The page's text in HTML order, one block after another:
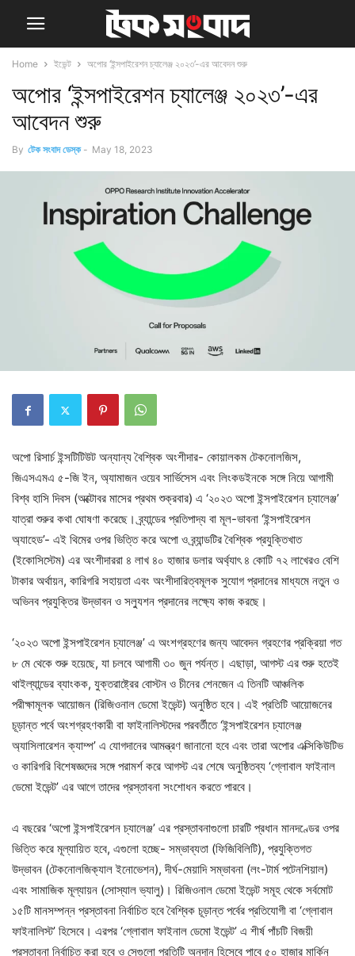
Home ইভেন্ট অপোর ‘ইন্সপাইরেশন চ্যালেঞ্জ ২০২৩’-এর আবেদন শুরু
অপোর ‘ইন্সপাইরেশন চ্যালেঞ্জ ২০২৩’-এর
আবেদন শুরু
By টেক সংবাদ ডেস্ক - May 18, 2023
অপো রিসার্চ ইন্সটিটিউট অন্যান্য বৈশ্বিক অংশীদার- কোয়ালকম টেকনোলজিস,
জিএসএমএ ৫-জি ইন, অ্যামাজন ওয়েব সার্ভিসেস এবং লিংকডইনকে সঙ্গে নিয়ে আগামী
বিশ্ব হাসি দিবস (অক্টোবর মাসের প্রথম শুক্রবার) এ ‘২০২৩ অপো ইন্সপাইরেশন চ্যালেঞ্জ’
যাত্রা শুরুর কথা ঘোষণা করেছে। ব্র্যান্ডের প্রতিপাদ্য বা মূল-ভাবনা ‘ইন্সপাইরেশন
অ্যাহেড’- এই থিমের ওপর ভিত্তি করে অপো ও ব্র্যান্ডটির বৈশ্বিক প্রযুক্তিখাত
(ইকোসিস্টেম) এর অংশীদাররা ৪ লাখ ৪০ হাজার ডলার অর্থ্যাৎ ৪ কোটি ৭২ লাখেরও বেশি
টাকার অর্থায়ন, কারিগরি সহায়তা এবং অংশীদারিত্বমূলক সুযোগ প্রদানের মাধ্যমে নতুন ও
অভিনব প্রযুক্তির উদ্ভাবন ও সল্যুশন প্রদানের লক্ষ্যে কাজ করছে।
‘২০২৩ অপো ইন্সপাইরেশন চ্যালেঞ্জ’ এ অংশগ্রহণের জন্য আবেদন গ্রহণের প্রক্রিয়া গত
৮ মে থেকে শুরু হয়েছে, যা চলবে আগামী ৩০ জুন পর্যন্ত। এছাড়া, আগস্ট এর শুরু হতেই
থাইল্যান্ডের ব্যাংকক, যুক্তরাষ্ট্রের বোস্টন ও চীনের শেনজেন এ তিনটি আঞ্চলিক
পরীক্ষামূলক আয়োজন (রিজিওনাল ডেমো ইভেন্ট) অনুষ্ঠিত হবে। এই প্রতিটি আয়োজনের
চূড়ান্ত পর্বে অংশগ্রহণকারী বা ফাইনালিস্টদের পরবর্তীতে ‘ইন্সপাইরেশন চ্যালেঞ্জ
অ্যাসিলারেশন ক্যাম্প’ এ যোগদানের আমন্ত্রণ জানানো হবে এবং তারা অপোর এক্সিকিউটিভ
ও কারিগরি বিশেষজ্ঞদের সঙ্গে পরামর্শ করে আগস্ট এর শেষে অনুষ্ঠিতব্য ‘গ্লোবাল ফাইনাল
ডেমো ইভেন্ট’ এর আগে তাদের প্রস্তাবনা সংশোধন করতে পারবে।
এ বছরের ‘অপো ইন্সপাইরেশন চ্যালেঞ্জ’ এর প্রস্তাবনাগুলো চারটি প্রধান মানদণ্ডের ওপর
ভিত্তি করে মূল্যায়িত হবে, এগুলো হচ্ছে- সম্ভাব্যতা (ফিজিবিলিটি), প্রযুক্তিগত
উদ্ভাবন (টেকনোলজিক্যাল ইনোভেশন), দীর্ঘ-মেয়াদি সম্ভাবনা (লং-টার্ম পটেনশিয়াল)
এবং সামাজিক মূল্যায়ন (সোস্যাল ভ্যালু)। রিজিওনাল ডেমো ইভেন্ট সমূহ থেকে সর্বমোট
১৫টি মানসম্পন্ন প্রস্তাবনা নির্বাচিত হবে বৈশ্বিক চূড়ান্ত পর্বের প্রতিযোগী বা ‘গ্লোবাল
ফাইনালিস্ট’ হিসেবে। এরপর ‘গ্লোবাল ফাইনাল ডেমো ইভেন্ট’ এ শীর্ষ পাঁচটি বিজয়ী
প্রস্তাবনা নির্বাচিত করা হবে ও সেগুলো প্রতিটি অনুদান হিসেবে পাবে ৫০ হাজার মার্কিন